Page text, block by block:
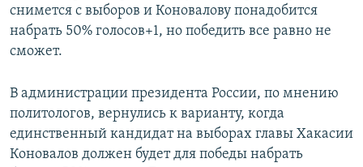
снимется с выборов и Коновалову понадобится
набрать 50% голосов+1, но победить все равно не
сможет.
В администрации президента России, по мнению
политологов, вернулись к варианту, когда
единственный кандидат на выборах главы Хакасии
Коновалов должен будет для победы набрать